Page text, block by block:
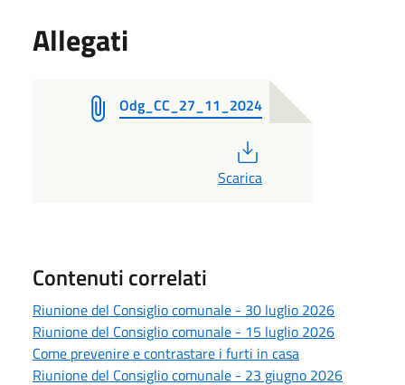
Allegati
Odg_CC_27_11_2024
Scarica
Contenuti correlati
Riunione del Consiglio comunale - 30 luglio 2026
Riunione del Consiglio comunale - 15 luglio 2026
Come prevenire e contrastare i furti in casa
Riunione del Consiglio comunale - 23 giugno 2026